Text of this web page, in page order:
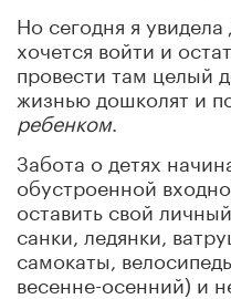
Но сегодня я увидела
хочется войти и
провести там целый
жизнью дошколят и
ребенком.
Забота о детях
обустроенной
оставить свой
санки, ледянки,
самокаты,
весенне-осенний) и